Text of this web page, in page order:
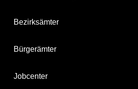
Bezirksämter
Bürgerämter
Jobcenter